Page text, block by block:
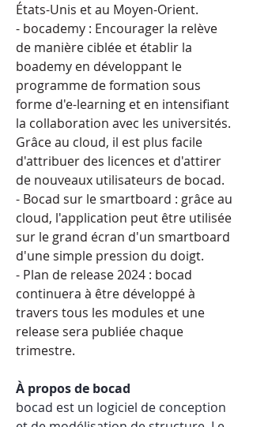
États-Unis et au Moyen-Orient.
- bocademy : Encourager la relève
de manière ciblée et établir la
boademy en développant le
programme de formation sous
forme d'e-learning et en intensifiant
la collaboration avec les universités.
Grâce au cloud, il est plus facile
d'attribuer des licences et d'attirer
de nouveaux utilisateurs de bocad.
- Bocad sur le smartboard : grâce au
cloud, l'application peut être utilisée
sur le grand écran d'un smartboard
d'une simple pression du doigt.
- Plan de release 2024 : bocad
continuera à être développé à
travers tous les modules et une
release sera publiée chaque
trimestre.
À propos de bocad
bocad est un logiciel de conception